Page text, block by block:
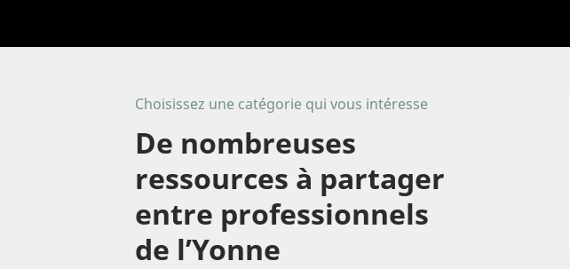
Choisissez une catégorie qui vous intéresse
De nombreuses
ressources à partager
entre professionnels
de l’Yonne